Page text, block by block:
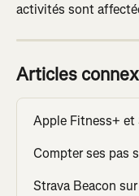
activités sont
Articles
Apple Fitness+ et
Compter ses pas
Strava Beacon